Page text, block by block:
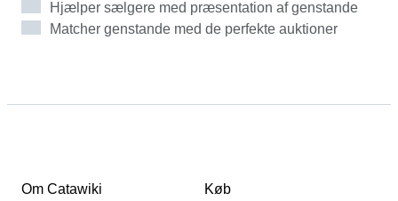
udvælge tegneserier i investeringsklasse og identificerer
Hjælper sælgere med præsentation af genstande
Matcher genstande med de perfekte auktioner
Om Catawiki Køb